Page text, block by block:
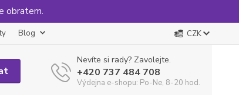
obratem.
Blog CZK
Nevíte si rady? Zavolejte.
+420 737 484 708
Výdejna e-shopu: Po-Ne, 8-20 hod.